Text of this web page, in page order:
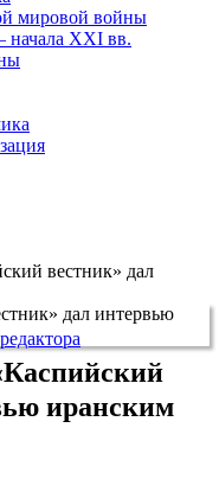
мировой войны
начала XXI вв.
вестник» дал
иранским